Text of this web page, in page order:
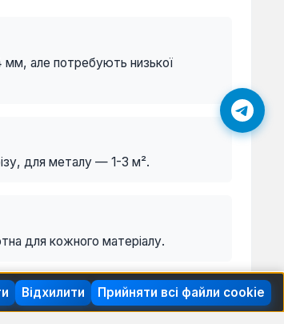
мм, але потребують низької
для металу — 1-3 м².
для кожного матеріалу.
Відхилити Прийняти всі файли cookie